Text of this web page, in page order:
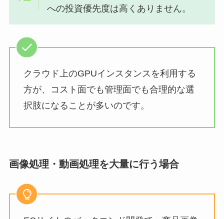
への投資優先度は高くありません。
クラウド上のGPUインスタンスを利用する
方が、コスト面でも管理面でも合理的な選
択肢になることが多いのです。
画像処理・動画処理を大量に行う場合